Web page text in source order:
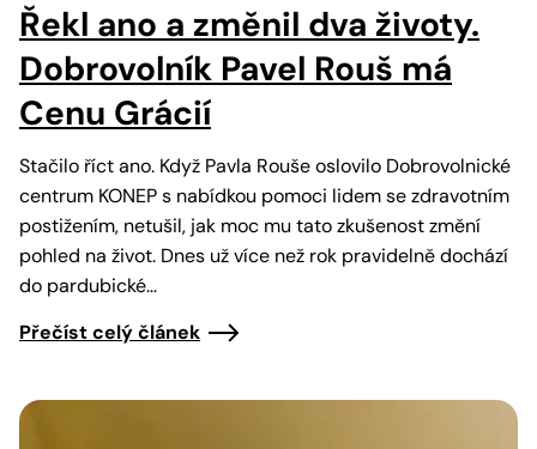
Řekl ano a změnil dva životy.
Dobrovolník Pavel Rouš má
Cenu Grácií
Stačilo říct ano. Když Pavla Rouše oslovilo Dobrovolnické
centrum KONEP s nabídkou pomoci lidem se zdravotním
postižením, netušil, jak moc mu tato zkušenost změní
pohled na život. Dnes už více než rok pravidelně dochází
do pardubické…
Přečíst celý článek